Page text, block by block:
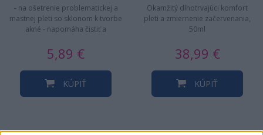
- na ošetrenie problematickej a
mastnej pleti so sklonom k tvorbe
akné - napomáha čistiť a
5,89 €
KÚPIŤ
Okamžitý dlhotrvajúci komfort
pleti a zmiernenie začervenania,
50ml
38,99 €
KÚPIŤ